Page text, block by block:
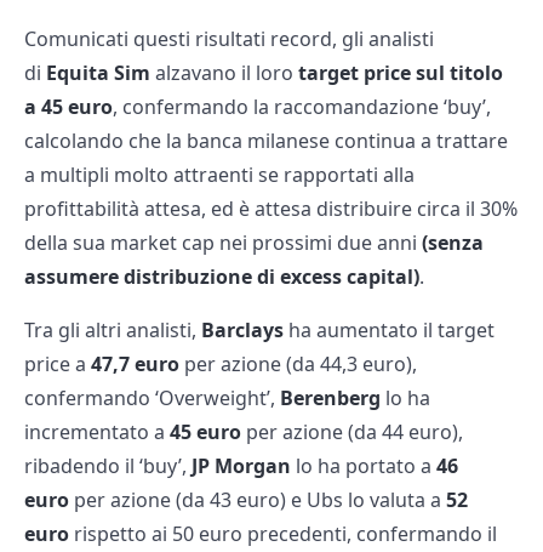
Comunicati questi risultati record, gli analisti
di Equita Sim alzavano il loro target price sul titolo
a 45 euro, confermando la raccomandazione ‘buy’,
calcolando che la banca milanese continua a trattare
a multipli molto attraenti se rapportati alla
profittabilità attesa, ed è attesa distribuire circa il 30%
della sua market cap nei prossimi due anni (senza
assumere distribuzione di excess capital).
Tra gli altri analisti, Barclays ha aumentato il target
price a 47,7 euro per azione (da 44,3 euro),
confermando ‘Overweight’, Berenberg lo ha
incrementato a 45 euro per azione (da 44 euro),
ribadendo il ‘buy’, JP Morgan lo ha portato a 46
euro per azione (da 43 euro) e Ubs lo valuta a 52
euro rispetto ai 50 euro precedenti, confermando il